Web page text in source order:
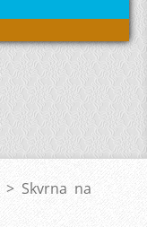
> Skvrna na